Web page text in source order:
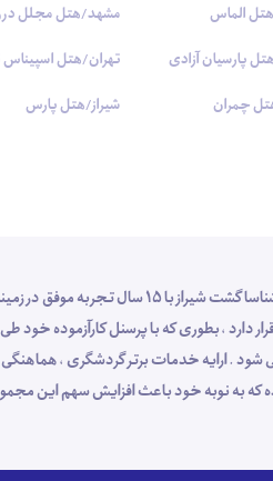
الماس
پارسیان آزادی
چمران
مشهد/هتل مجلل
تهران/هتل اسپیناس
شیراز/هتل پارس
شرکت خدمات گردشگری و مسافرت
می شود . ارایه خدمات برتر گردشگری ،